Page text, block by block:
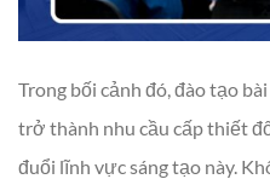
Trong bối cảnh đó, đào tạo
trở thành nhu cầu cấp thiết
đuổi lĩnh vực sáng tạo này.